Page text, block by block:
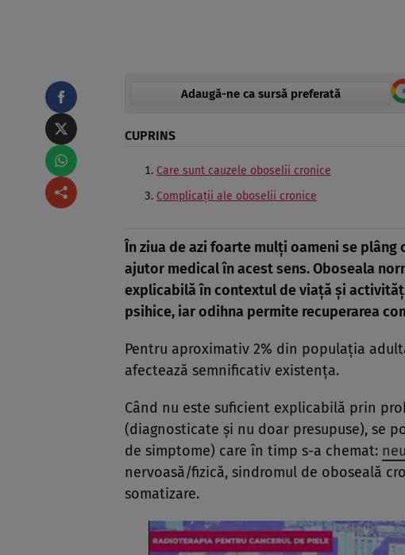
Adaugă-ne ca sursă preferată
CUPRINS
Care sunt cauzele oboselii cronice
Complicaţii ale oboselii cronice
În ziua de azi foarte mulţi oameni se
ajutor medical în acest sens. Oboseala
explicabilă în contextul de viaţă şi
psihice, iar odihna permite recuperarea
Pentru aproximativ 2% din populaţia
afectează semnificativ existenţa.
Când nu este suficient explicabilă prin
(diagnosticate şi nu doar presupuse), se
de simptome) care în timp s-a chemat:
nervoasă/fizică, sindromul de oboseală
somatizare.